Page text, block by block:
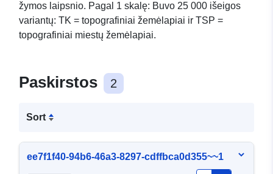
žymos laipsnio. Pagal 1 skalę: Buvo 25 000 išeigos
variantų: TK = topografiniai žemėlapiai ir TSP =
topografiniai miestų žemėlapiai.
Paskirstos 2
Sort
ee7f1f40-94b6-46a3-8297-cdffbca0d355~~1